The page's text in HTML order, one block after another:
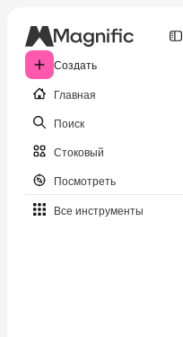
Создать
Главная
Поиск
Стоковый
Посмотреть
Все инструменты